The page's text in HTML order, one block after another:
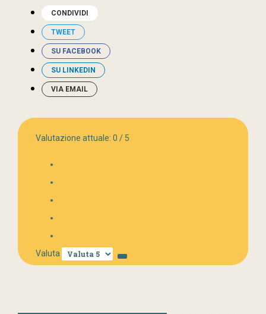
CONDIVIDI
TWEET
SU FACEBOOK
SU LINKEDIN
VIA EMAIL
Valutazione attuale: 0 / 5
Valuta